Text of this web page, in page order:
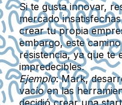
Si te gusta innovar,
mercado
crear tu propia
embargo, este
resistencia, ya que te
impredecibles.
Ejemplo: Mark,
vacío en las